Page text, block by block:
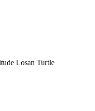
Losan Turtle